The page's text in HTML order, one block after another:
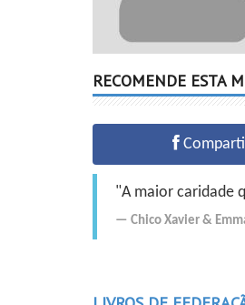
RECOMENDE ESTA
"A maior caridade
Chico Xavier &